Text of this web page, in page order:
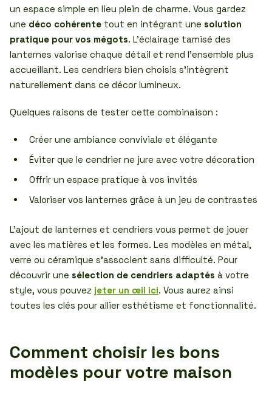
un espace simple en lieu plein de charme. Vous gardez
une déco cohérente tout en intégrant une solution
pratique pour vos mégots. L’éclairage tamisé des
lanternes valorise chaque détail et rend l’ensemble plus
accueillant. Les cendriers bien choisis s’intègrent
naturellement dans ce décor lumineux.
Quelques raisons de tester cette combinaison :
Créer une ambiance conviviale et élégante
Éviter que le cendrier ne jure avec votre décoration
Offrir un espace pratique à vos invités
Valoriser vos lanternes grâce à un jeu de contrastes
L’ajout de lanternes et cendriers vous permet de jouer
avec les matières et les formes. Les modèles en métal,
verre ou céramique s’associent sans difficulté. Pour
découvrir une sélection de cendriers adaptés à votre
style, vous pouvez jeter un œil ici. Vous aurez ainsi
toutes les clés pour allier esthétisme et fonctionnalité.
Comment choisir les bons
modèles pour votre maison